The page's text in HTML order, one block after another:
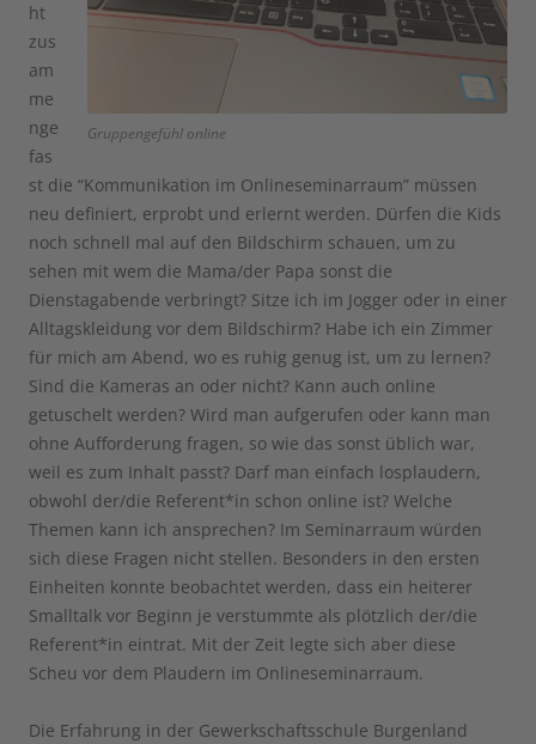
Gruppengefühl online
ht
zus
am
me
nge
fas
st die “Kommunikation im Onlineseminarraum” müssen
neu definiert, erprobt und erlernt werden. Dürfen die Kids
noch schnell mal auf den Bildschirm schauen, um zu
sehen mit wem die Mama/der Papa sonst die
Dienstagabende verbringt? Sitze ich im Jogger oder in einer
Alltagskleidung vor dem Bildschirm? Habe ich ein Zimmer
für mich am Abend, wo es ruhig genug ist, um zu lernen?
Sind die Kameras an oder nicht? Kann auch online
getuschelt werden? Wird man aufgerufen oder kann man
ohne Aufforderung fragen, so wie das sonst üblich war,
weil es zum Inhalt passt? Darf man einfach losplaudern,
obwohl der/die Referent*in schon online ist? Welche
Themen kann ich ansprechen? Im Seminarraum würden
sich diese Fragen nicht stellen. Besonders in den ersten
Einheiten konnte beobachtet werden, dass ein heiterer
Smalltalk vor Beginn je verstummte als plötzlich der/die
Referent*in eintrat. Mit der Zeit legte sich aber diese
Scheu vor dem Plaudern im Onlineseminarraum.
Die Erfahrung in der Gewerkschaftsschule Burgenland